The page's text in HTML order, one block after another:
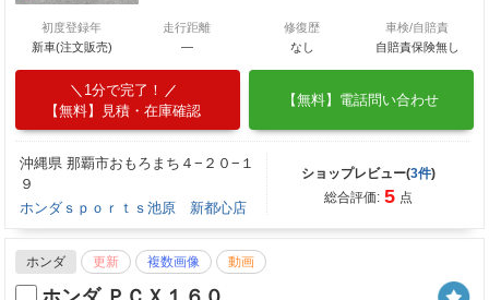
初度登録年
新車(注文販売)
走行距離
―
修復歴
なし
車検/自賠責
自賠責保険無し
1分で完了！
【無料】見積・在庫確認
【無料】電話問い合わせ
沖縄県 那覇市おもろまち４−２０−１
９
ホンダｓｐｏｒｔｓ池原 新都心店
ショップレビュー(3件)
総合評価: 5 点
ホンダ 更新 複数画像 動画